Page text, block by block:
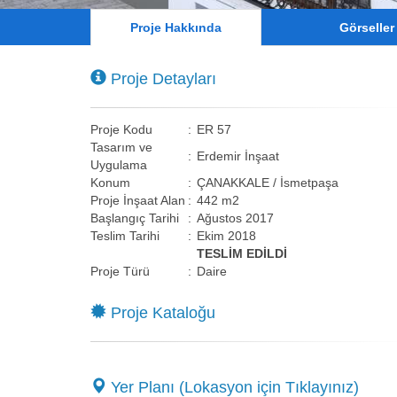
Proje Hakkında Görseller
Proje Detayları
Proje Kodu : ER 57
Tasarım ve
Uygulama
: Erdemir İnşaat
Konum
: ÇANAKKALE / İsmetpaşa
Proje İnşaat Alan : 442 m2
Başlangıç Tarihi
: Ağustos 2017
Teslim Tarihi
: Ekim 2018
TESLİM EDİLDİ
Proje Türü
: Daire
Proje Kataloğu
Yer Planı (Lokasyon için Tıklayınız)